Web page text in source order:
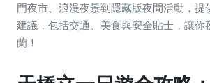
門夜市、浪漫夜景到隱藏版夜間活動，提
建議，包括交通、美食與安全貼士，讓你
蘭！